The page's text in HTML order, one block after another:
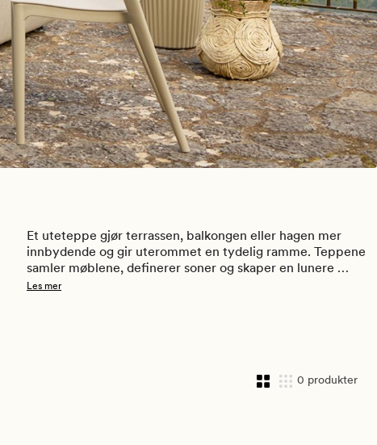
Et uteteppe gjør terrassen, balkongen eller hagen mer
innbydende og gir uterommet en tydelig ramme. Teppene
samler møblene, definerer soner og skaper en lunere
følelse – som en stue under åpen himmel. Utetepper er
Les mer
0 produkter